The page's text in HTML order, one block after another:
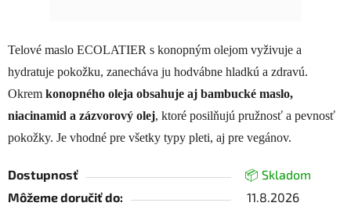
Telové maslo ECOLATIER s konopným olejom vyživuje a
hydratuje pokožku, zanecháva ju hodvábne hladkú a zdravú.
Okrem konopného oleja obsahuje aj bambucké maslo,
niacinamid a zázvorový olej, ktoré posilňujú pružnosť a pevnosť
pokožky. Je vhodné pre všetky typy pleti, aj pre vegánov.
Dostupnosť
📦 Skladom
Môžeme doručiť do:
11.8.2026